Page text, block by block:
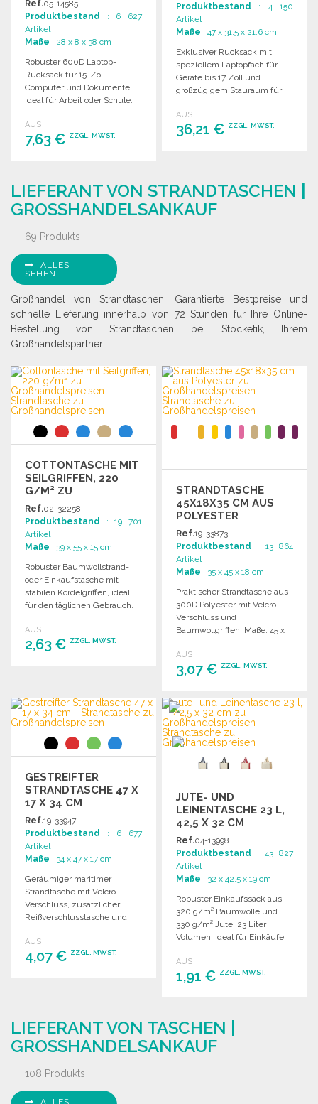
Ref.05-14585
Produktbestand : 6 627
Artikel
Maße : 28 x 8 x 38 cm
Robuster 600D Laptop-
Rucksack für 15-Zoll-
Computer und Dokumente,
ideal für Arbeit oder Schule.
AUS
7,63 € ZZGL. MWST.
Angebot anfordern
Produktbestand : 4 150
Artikel
Maße : 47 x 31.5 x 21.6 cm
Exklusiver Rucksack mit
speziellem Laptopfach für
Geräte bis 17 Zoll und
großzügigem Stauraum für
AUS
36,21 € ZZGL. MWST.
LIEFERANT VON STRANDTASCHEN |
GROSSHANDELSANKAUF
69 Produkts
ALLES
SEHEN
Großhandel von Strandtaschen. Garantierte Bestpreise und
schnelle Lieferung innerhalb von 72 Stunden für Ihre Online-
Bestellung von Strandtaschen bei Stocketik, Ihrem
Großhandelspartner.
COTTONTASCHE MIT
SEILGRIFFEN, 220
G/M² ZU
GROSSHANDELSPREISEN
Ref.02-32258
Produktbestand : 19 701
Artikel
Maße : 39 x 55 x 15 cm
Robuster Baumwollstrand-
oder Einkaufstasche mit
stabilen Kordelgriffen, ideal
für den täglichen Gebrauch.
AUS
2,63 € ZZGL. MWST.
Angebot anfordern
STRANDTASCHE
45X18X35 CM AUS
POLYESTER
Ref.19-33873
Produktbestand : 13 864
Artikel
Maße : 35 x 45 x 18 cm
Praktischer Strandtasche aus
300D Polyester mit Velcro-
Verschluss und
Baumwollgriffen. Maße: 45 x
AUS
3,07 € ZZGL. MWST.
BESTELLEN
Angebot anfordern
GESTREIFTER
STRANDTASCHE 47 X
17 X 34 CM
Ref.19-33947
Produktbestand : 6 677
Artikel
Maße : 34 x 47 x 17 cm
Geräumiger maritimer
Strandtasche mit Velcro-
Verschluss, zusätzlicher
Reißverschlusstasche und
Größe: 47 x 17 x 34 cm.
AUS
4,07 € ZZGL. MWST.
JUTE- UND
LEINENTASCHE 23 L,
42,5 X 32 CM
Ref.04-13998
Produktbestand : 43 827
Artikel
Maße : 32 x 42.5 x 19 cm
Robuster Einkaufssack aus
320 g/m² Baumwolle und
330 g/m² Jute, 23 Liter
Volumen, ideal für Einkäufe
AUS
1,91 € ZZGL. MWST.
Angebot anfordern
LIEFERANT VON TASCHEN |
GROSSHANDELSANKAUF
108 Produkts
ALLES